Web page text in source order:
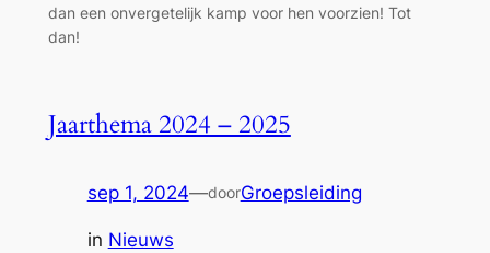
dan een onvergetelijk kamp voor hen voorzien! Tot
dan!
Jaarthema 2024 – 2025
sep 1, 2024—doorGroepsleiding
in Nieuws